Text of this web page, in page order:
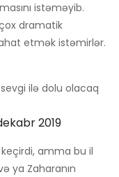
istəməyib.
dramatik
etmək istəmirlər.
ilə dolu olacaq
2019
amma bu il
ya Zaharanın